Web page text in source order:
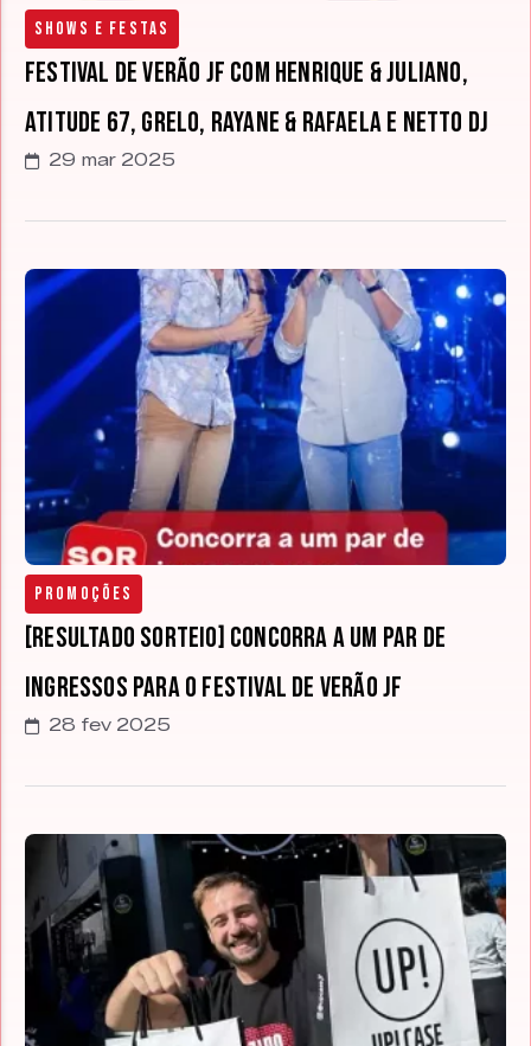
Shows e Festas
Festival de Verão JF com Henrique & Juliano,
Atitude 67, Grelo, Rayane & Rafaela e Netto DJ
29 mar 2025
Promoções
[RESULTADO SORTEIO] Concorra a um par de
ingressos para o Festival de Verão JF
28 fev 2025